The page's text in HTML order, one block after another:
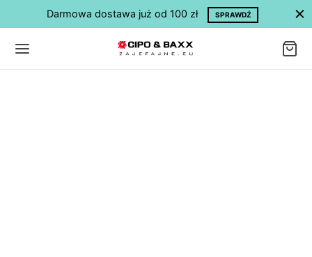
Darmowa dostawa już od 100 zł SPRAWDŹ